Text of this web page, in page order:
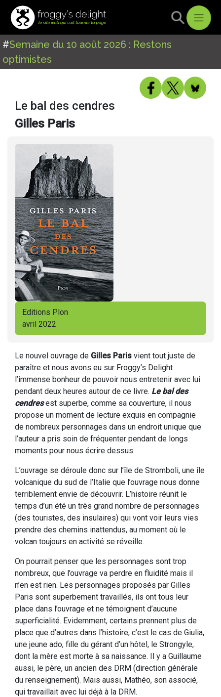
#Semaine du 10 août 2026 : Restons
optimistes
Le bal des cendres
Gilles Paris
Editions Plon
avril 2022
Le nouvel ouvrage de Gilles Paris vient tout juste de
paraître et nous avons eu sur Froggy’s Delight
l’immense bonheur de pouvoir nous entretenir avec lui
pendant deux heures autour de ce livre. Le bal des
cendresest superbe, comme sa couverture, il nous
propose un moment de lecture exquis en compagnie
de nombreux personnages dans un endroit unique que
l’auteur a pris soin de fréquenter pendant de longs
moments pour nous écrire dessus.
L’ouvrage se déroule donc sur l’île de Stromboli, une île
volcanique du sud de l’Italie que l’ouvrage nous donne
terriblement envie de découvrir. L’histoire réunit le
temps d’un été un très grand nombre de personnages
(des touristes, des insulaires) qui vont voir leurs vies
prendre des chemins inattendus, au moment où le
volcan toujours en activité se réveille.
On pourrait penser que les personnages sont trop
nombreux, que l’ouvrage va perdre en fluidité mais il
n’en est rien. Les personnages proposés par Gilles
Paris sont superbement travaillés, ils ont tous leur
place dans l’ouvrage et ne témoignent d’aucune
superficialité. Evidemment, certains prennent plus de
place que d’autres dans l’histoire, c’est le cas de Giulia,
une jeune ado, fille du gérant d’un hôtel, le Strongyle,
dont la mère est morte à sa naissance. Il y a Guillaume
aussi, le père, un ancien des DRM (direction générale
du renseignement). Mais aussi, Mathéo, son associé,
qui travaillait avec lui déjà à la DRM.